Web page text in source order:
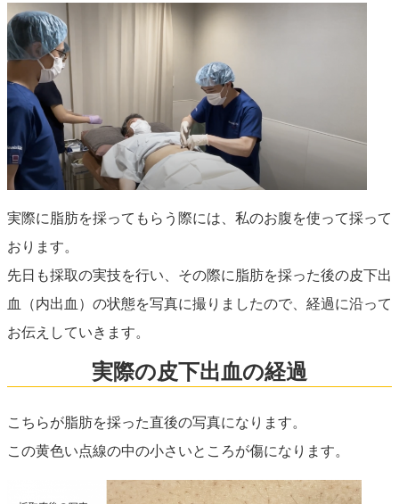
実際に脂肪を採ってもらう際には、私のお腹を使って採って
おります。
先日も採取の実技を行い、その際に脂肪を採った後の皮下出
血（内出血）の状態を写真に撮りましたので、経過に沿って
お伝えしていきます。
実際の皮下出血の経過
こちらが脂肪を採った直後の写真になります。
この黄色い点線の中の小さいところが傷になります。